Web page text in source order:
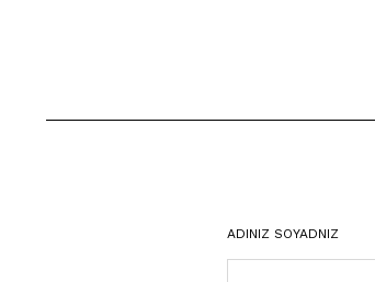
ADINIZ SOYADNIZ